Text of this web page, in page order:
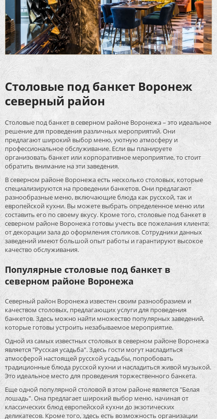
Столовые под банкет Воронеж
северный район
Столовые под банкет в северном районе Воронежа – это идеальное
решение для проведения различных мероприятий. Они
предлагают широкий выбор меню, уютную атмосферу и
профессиональное обслуживание. Если вы планируете
организовать банкет или корпоративное мероприятие, то стоит
обратить внимание на эти заведения.
В северном районе Воронежа есть несколько столовых, которые
специализируются на проведении банкетов. Они предлагают
разнообразные меню, включающие блюда как русской, так и
европейской кухни. Вы можете выбрать определенное меню или
составить его по своему вкусу. Кроме того, столовые под банкет в
северном районе Воронежа готовы учесть все пожелания клиента:
от декорации зала до оформления столиков. Сотрудники данных
заведений имеют большой опыт работы и гарантируют высокое
качество обслуживания.
Популярные столовые под банкет в
северном районе Воронежа
Северный район Воронежа известен своим разнообразием и
качеством столовых, предлагающих услуги для проведения
банкетов. Здесь можно найти множество популярных заведений,
которые готовы устроить незабываемое мероприятие.
Одной из самых известных столовых в северном районе Воронежа
является "Русская усадьба". Здесь гости могут насладиться
атмосферой настоящей русской усадьбы, попробовать
традиционные блюда русской кухни и насладиться живой музыкой.
Это идеальное место для проведения торжественного банкета.
Еще одной популярной столовой в этом районе является "Белая
лошадь". Она предлагает широкий выбор меню, начиная от
классических блюд европейской кухни до экзотических
деликатесов. Кроме того, здесь есть возможность организации